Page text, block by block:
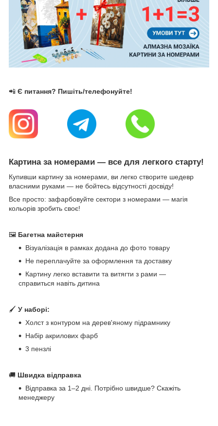
📲 Є питання? Пишіть/телефонуйте!
Картина за номерами — все для легкого старту!
Купивши картину за номерами, ви легко створите шедевр
власними руками — не бойтесь відсутності досвіду!
Все просто: зафарбовуйте сектори з номерами — магія
кольорів зробить своє!
🖼 Багетна майстерня
Візуалізація в рамках додана до фото товару
Не переплачуйте за оформлення та доставку
Картину легко вставити та витягти з рами —
справиться навіть дитина
🖌 У наборі:
Холст з контуром на дерев'яному підрамнику
Набір акрилових фарб
3 пензлі
🚚 Швидка відправка
Відправка за 1–2 дні. Потрібно швидше? Скажіть
менеджеру